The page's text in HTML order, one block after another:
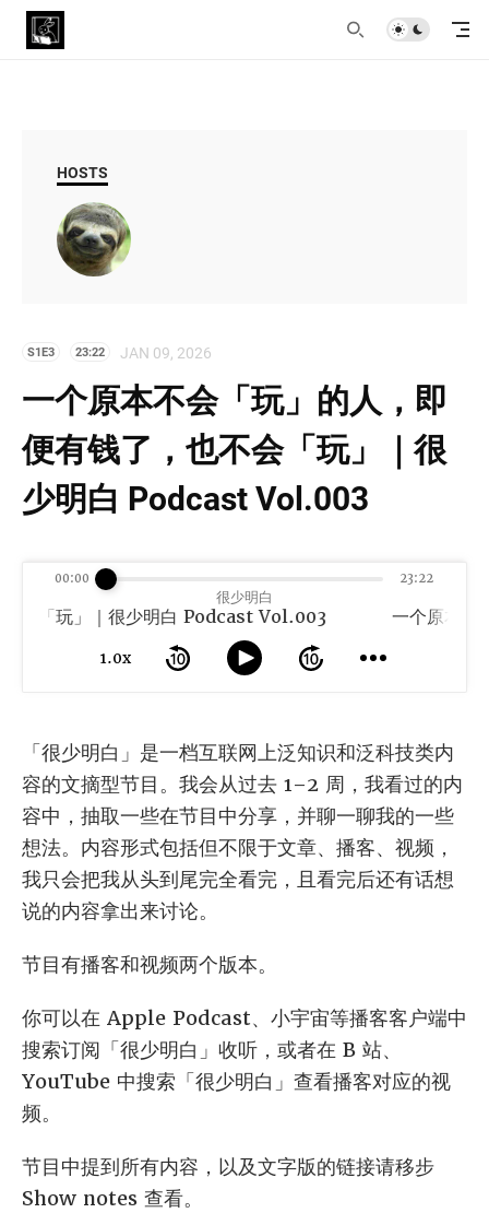
HOSTS
S1E3 23:22 JAN 09, 2026
一个原本不会「玩」的人，即
便有钱了，也不会「玩」｜很
少明白 Podcast Vol.003
很少明白
「玩」｜很少明白 Podcast Vol.003
1.0x
00:00 23:22
「很少明白」是一档互联网上泛知识和泛科技类内
容的文摘型节目。我会从过去 1–2 周，我看过的内
容中，抽取一些在节目中分享，并聊一聊我的一些
想法。内容形式包括但不限于文章、播客、视频，
我只会把我从头到尾完全看完，且看完后还有话想
说的内容拿出来讨论。
节目有播客和视频两个版本。
你可以在 Apple Podcast、小宇宙等播客客户端中
搜索订阅「很少明白」收听，或者在 B 站、
YouTube 中搜索「很少明白」查看播客对应的视
频。
节目中提到所有内容，以及文字版的链接请移步
Show notes 查看。